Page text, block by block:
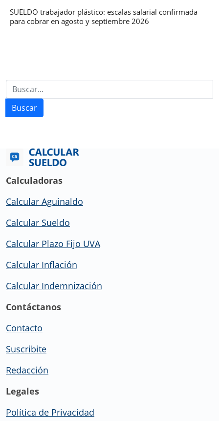
SUELDO trabajador plástico: escalas salarial confirmada
para cobrar en agosto y septiembre 2026
Buscar
Calculadoras
Calcular Aguinaldo
Calcular Sueldo
Calcular Plazo Fijo UVA
Calcular Inflación
Calcular Indemnización
Contáctanos
Contacto
Suscribite
Redacción
Legales
Política de Privacidad